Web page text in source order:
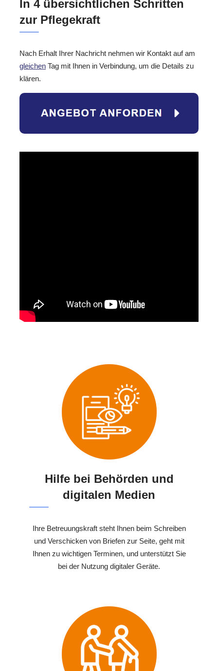
In 4 übersichtlichen Schritten
zur Pflegekraft
Nach Erhalt Ihrer Nachricht nehmen wir Kontakt auf am
gleichen Tag mit Ihnen in Verbindung, um die Details zu
klären.
Hilfe bei Behörden und
digitalen Medien
Ihre Betreuungskraft steht Ihnen beim Schreiben
und Verschicken von Briefen zur Seite, geht mit
Ihnen zu wichtigen Terminen, und unterstützt Sie
bei der Nutzung digitaler Geräte.